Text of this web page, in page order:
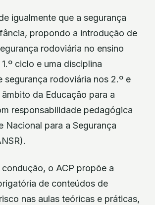
igualmente que a segurança
propondo a introdução de
rodoviária no ensino
ciclo e uma disciplina
segurança rodoviária nos 2.º e
da Educação para a
responsabilidade pedagógica
Nacional para a Segurança
o ACP propõe a
de conteúdos de
nas aulas teóricas e práticas,